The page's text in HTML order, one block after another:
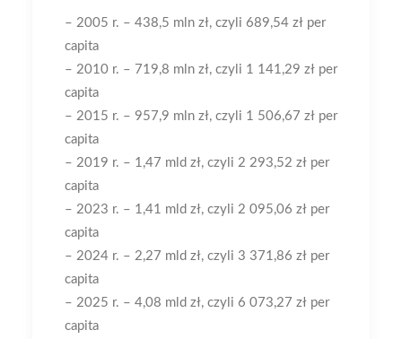
– 2005 r. – 438,5 mln zł, czyli 689,54 zł per
capita
– 2010 r. – 719,8 mln zł, czyli 1 141,29 zł per
capita
– 2015 r. – 957,9 mln zł, czyli 1 506,67 zł per
capita
– 2019 r. – 1,47 mld zł, czyli 2 293,52 zł per
capita
– 2023 r. – 1,41 mld zł, czyli 2 095,06 zł per
capita
– 2024 r. – 2,27 mld zł, czyli 3 371,86 zł per
capita
– 2025 r. – 4,08 mld zł, czyli 6 073,27 zł per
capita